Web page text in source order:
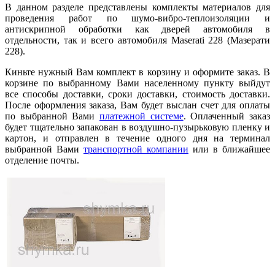
В данном разделе представлены комплекты материалов для
проведения работ по шумо-вибро-теплоизоляции и
антискрипной обработки как дверей автомобиля в
отдельности, так и всего автомобиля Maserati 228 (Мазерати
228).
Киньте нужный Вам комплект в корзину и оформите заказ. В
корзине по выбранному Вами населенному пункту выйдут
все способы доставки, сроки доставки, стоимость доставки.
После оформления заказа, Вам будет выслан счет для оплаты
по выбранной Вами платежной системе. Оплаченный заказ
будет тщательно запакован в воздушно-пузырьковую пленку и
картон, и отправлен в течение одного дня на терминал
выбранной Вами транспортной компании или в ближайшее
отделение почты.